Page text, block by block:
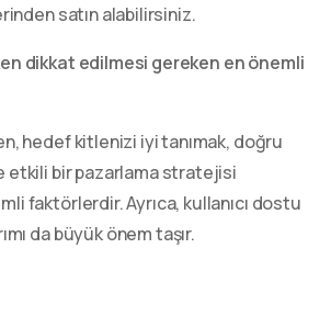
satın alabilirsiniz.
dikkat edilmesi gereken en önemli
hedef kitlenizi iyi tanımak, doğru
etkili bir pazarlama stratejisi
faktörlerdir. Ayrıca, kullanıcı dostu
da büyük önem taşır.